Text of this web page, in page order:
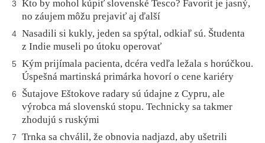
3
Kto by mohol kúpiť slovenské Tesco? Favorit je jasný,
no záujem môžu prejaviť aj ďalší
4 Nasadili si kukly, jeden sa spýtal, odkiaľ sú. Študenta
z Indie museli po útoku operovať
5
Kým prijímala pacienta, dcéra vedľa ležala s horúčkou.
Úspešná martinská primárka hovorí o cene kariéry
6
Šutajove Eštokove radary sú údajne z Cypru, ale
výrobca má slovenskú stopu. Technicky sa takmer
zhodujú s ruskými
7
Trnka sa chválil, že obnovia nadjazd, aby ušetrili